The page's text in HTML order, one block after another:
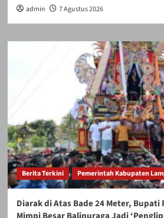
admin 7 Agustus 2026
Berita Terkini Pemerintah Kabupaten
Diarak di Atas Bade 24 Meter, Bupati